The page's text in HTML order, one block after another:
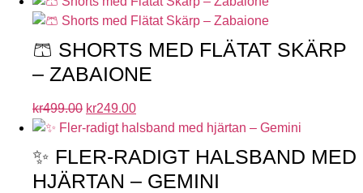
🩳 SHORTS MED FLÄTAT SKÄRP
– ZABAIONE
kr499.00 kr249.00
✨ FLER-RADIGT HALSBAND MED
HJÄRTAN – GEMINI